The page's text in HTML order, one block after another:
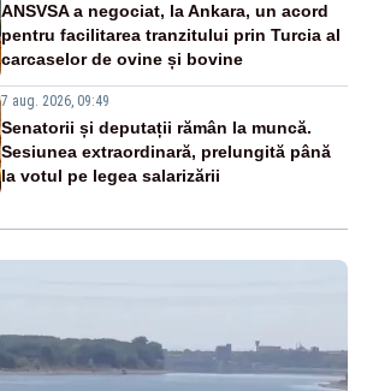
ANSVSA a negociat, la Ankara, un acord
pentru facilitarea tranzitului prin Turcia al
carcaselor de ovine și bovine
7 aug. 2026, 09:49
Senatorii și deputații rămân la muncă.
Sesiunea extraordinară, prelungită până
la votul pe legea salarizării